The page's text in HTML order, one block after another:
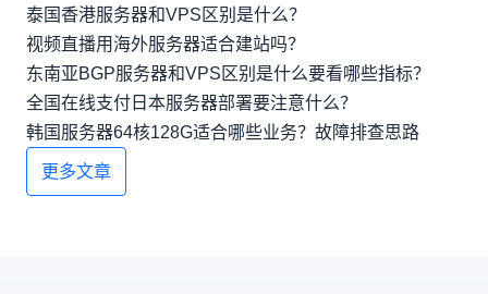
泰国香港服务器和VPS区别是什么？
视频直播用海外服务器适合建站吗？
东南亚BGP服务器和VPS区别是什么要看哪些指标？
全国在线支付日本服务器部署要注意什么？
韩国服务器64核128G适合哪些业务？故障排查思路
更多文章